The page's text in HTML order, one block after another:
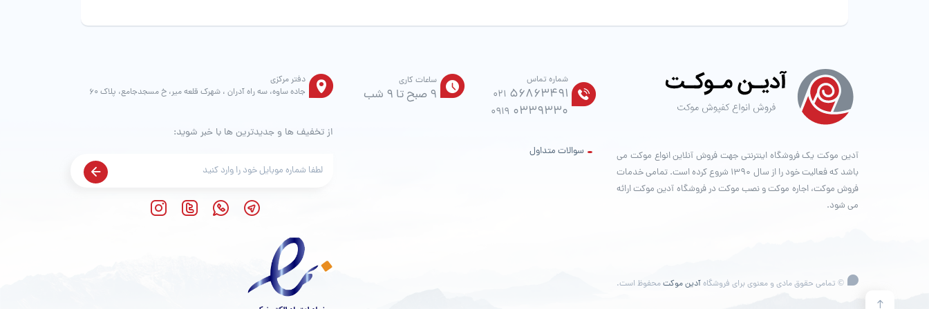
انتخاب
آدین موکت یک فروشگاه اینترنتی جهت فروش آنلاین انواع موکت می
باشد که فعالیت خود را از سال ۱۳۹۰ شروع کرده است. تمامی خدمات
فروش موکت، اجاره موکت و نصب موکت در فروشگاه آدین موکت ارائه
می شود.
شماره تماس
021 56863491
0919 0339330
سوالات متداول
ساعات کاری
9 صبح تا 9 شب
دفتر مرکزی
جاده ساوه، سه راه آدران ، شهرک قلعه میر، خ مسجدجامع، پلاک 60
از تخفیف ها و جدیدترین ها با خبر شوید:
© تمامی حقوق مادی و معنوی برای فروشگاهآدین موکتمحفوظ است.